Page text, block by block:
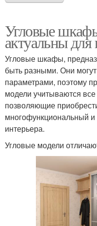
Угловые
актуальны
Угловые шкафы,
быть разными. Они
параметрами, поэтому
модели учитываются все
позволяющие
многофункциональный
интерьера.
Угловые модели